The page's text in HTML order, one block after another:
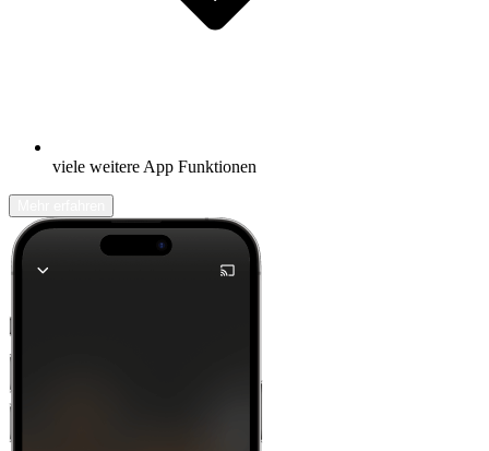
viele weitere App Funktionen